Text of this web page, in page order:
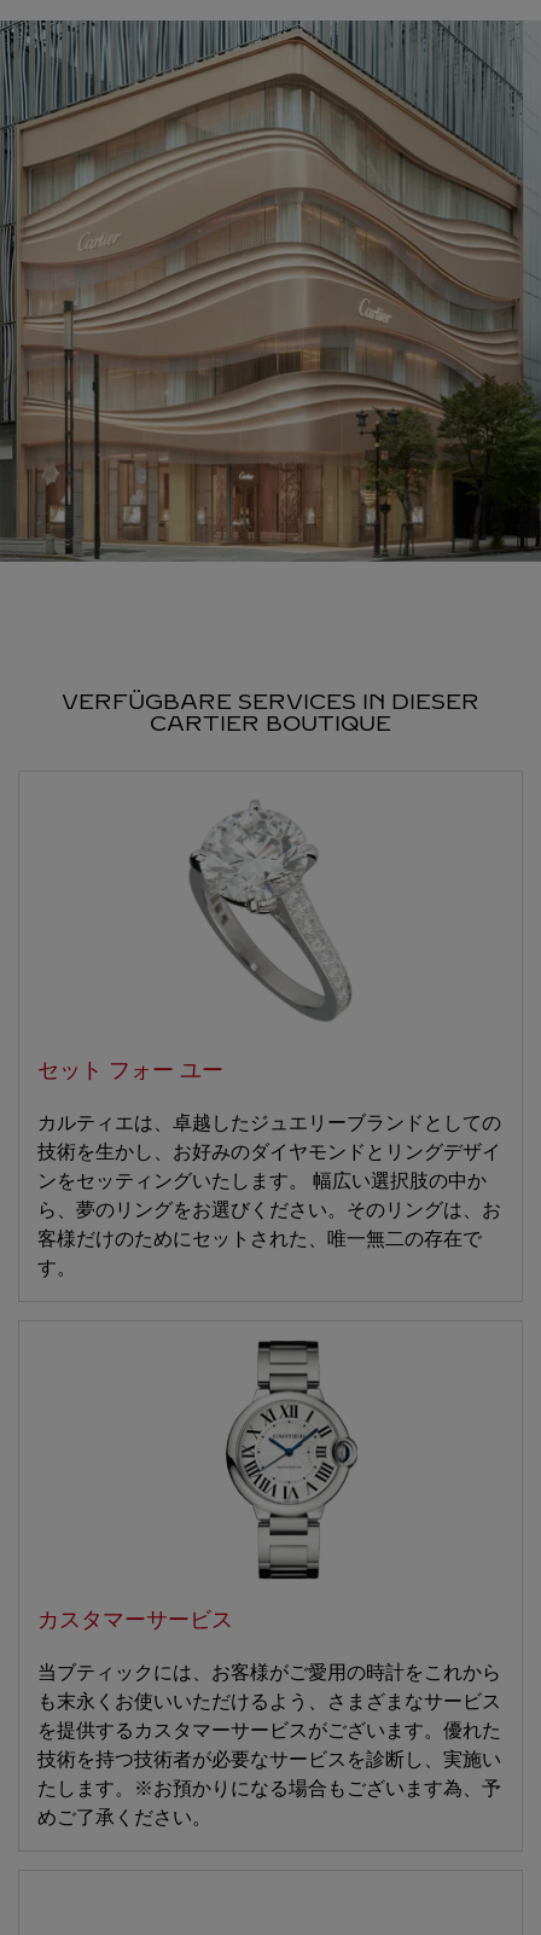
VERFÜGBARE SERVICES IN DIESER
CARTIER BOUTIQUE
セット フォー ユー
カルティエは、卓越したジュエリーブランドとしての
技術を生かし、お好みのダイヤモンドとリングデザイ
ンをセッティングいたします。 幅広い選択肢の中か
ら、夢のリングをお選びください。そのリングは、お
客様だけのためにセットされた、唯一無二の存在で
す。
カスタマーサービス
当ブティックには、お客様がご愛用の時計をこれから
も末永くお使いいただけるよう、さまざまなサービス
を提供するカスタマーサービスがございます。優れた
技術を持つ技術者が必要なサービスを診断し、実施い
たします。※お預かりになる場合もございます為、予
めご了承ください。